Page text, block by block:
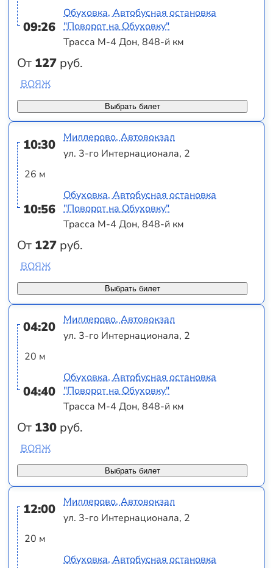
09:26
От 127 руб.
Обуховка, Автобусная остановка
"Поворот на Обуховку"
Трасса М-4 Дон, 848-й км
Выбрать билет
ВОЯЖ
10:30
26 м
10:56
От 127 руб.
Миллерово, Автовокзал
ул. 3-го Интернационала, 2
Обуховка, Автобусная остановка
"Поворот на Обуховку"
Трасса М-4 Дон, 848-й км
Выбрать билет
ВОЯЖ
04:20
20 м
04:40
От 130 руб.
Миллерово, Автовокзал
ул. 3-го Интернационала, 2
Обуховка, Автобусная остановка
"Поворот на Обуховку"
Трасса М-4 Дон, 848-й км
Выбрать билет
ВОЯЖ
12:00
20 м
Миллерово, Автовокзал
ул. 3-го Интернационала, 2
Обуховка, Автобусная остановка